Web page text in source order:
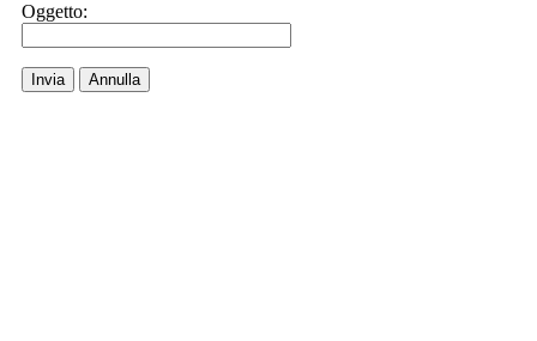
Oggetto:
Invia Annulla